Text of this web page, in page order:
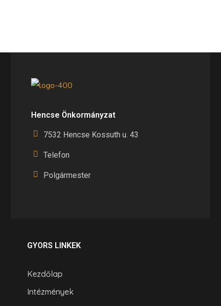
Hencse Önkormányzat
7532 Hencse Kossuth u. 43
Telefon
Polgármester
GYORS LINKEK
Kezdőlap
Intézmények